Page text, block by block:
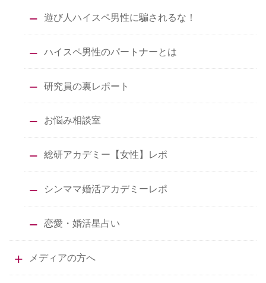
遊び人ハイスペ男性に騙されるな！
ハイスペ男性のパートナーとは
研究員の裏レポート
お悩み相談室
総研アカデミー【女性】レポ
シンママ婚活アカデミーレポ
恋愛・婚活星占い
メディアの方へ